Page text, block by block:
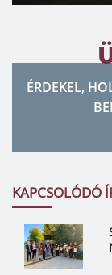
ÉRDEKEL,
KAPCSOLÓDÓ